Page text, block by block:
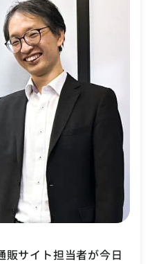
販サイト担当者が今日